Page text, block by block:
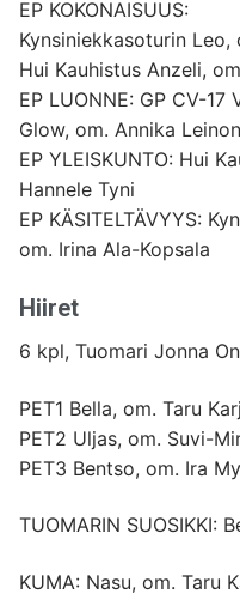
EP KOKONAISUUS:
Kynsiniekkasoturin Leo,
Hui Kauhistus Anzeli,
EP LUONNE: GP CV-17
Glow, om. Annika
EP YLEISKUNTO: Hui
Hannele Tyni
EP KÄSITELTÄVYYS:
om. Irina Ala-Kopsala
Hiiret
6 kpl, Tuomari Jonna
PET1 Bella, om. Taru
PET2 Uljas, om. Suvi-
PET3 Bentso, om. Ira
TUOMARIN SUOSIKKI:
KUMA: Nasu, om. Taru